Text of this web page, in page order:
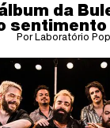
da
sentimento
Por Laboratório Pop